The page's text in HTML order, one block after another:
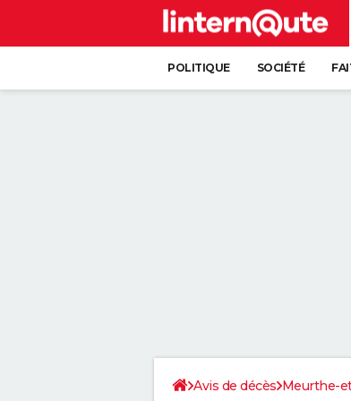
POLITIQUE SOCIÉTÉ
Avis de décès Meurthe-